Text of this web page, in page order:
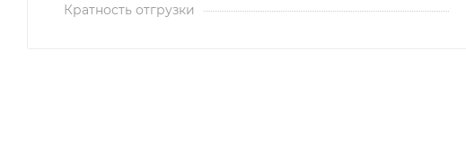
Кратность отгрузки